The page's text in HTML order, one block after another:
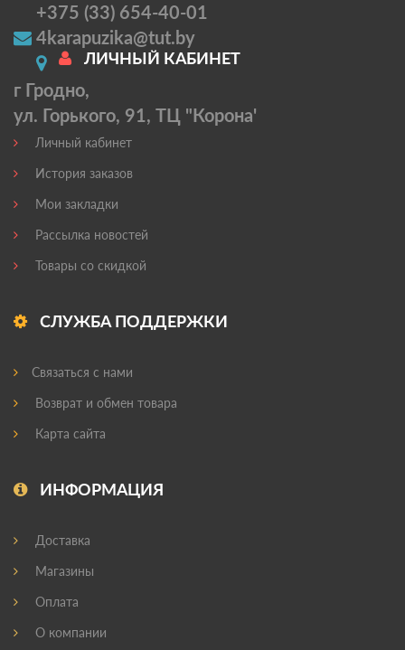
+375 (33) 654-40-01
4karapuzika@tut.by
г Гродно,
ул. Горького, 91, ТЦ "Корона'
ЛИЧНЫЙ КАБИНЕТ
Личный кабинет
История заказов
Мои закладки
Рассылка новостей
Товары со скидкой
СЛУЖБА ПОДДЕРЖКИ
Связаться с нами
Возврат и обмен товара
Карта сайта
ИНФОРМАЦИЯ
Доставка
Магазины
Оплата
О компании